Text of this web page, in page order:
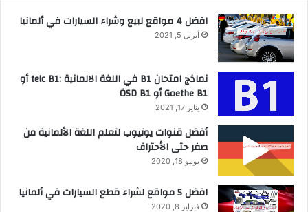
افضل 4 مواقع لبيع وشراء السيارات في ألمانيا
أبريل 5, 2021
نماذج امتحان B1 في اللغة الالمانية :telc B1 أو
Goethe B1 أو ÖSD B1
يناير 17, 2021
أفضل قنوات يوتيوب لتعلم اللغة الألمانية من
صفر حتى الأحتراف
يونيو 18, 2020
افضل 5 مواقع لشراء قطع السيارات في ألمانيا
فبراير 8, 2020